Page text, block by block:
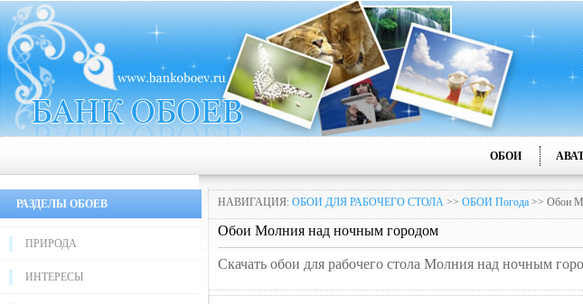
ОБОИ
РАЗДЕЛЫ ОБОЕВ
ПРИРОДА
ИНТЕРЕСЫ
НАВИГАЦИЯ: ОБОИ ДЛЯ РАБОЧЕГО СТОЛА >> ОБОИ Погода >> Обои
Обои Молния над ночным городом
Скачать обои для рабочего стола Молния над ночным